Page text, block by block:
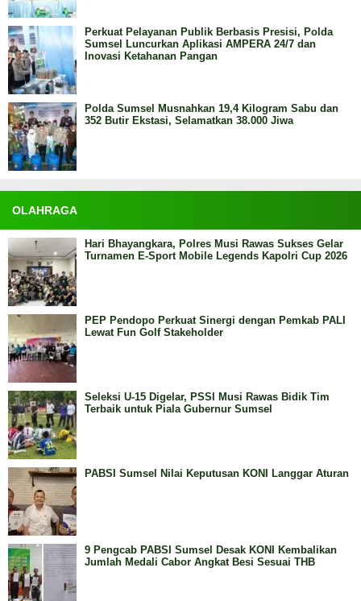
Perkuat Pelayanan Publik Berbasis Presisi, Polda
Sumsel Luncurkan Aplikasi AMPERA 24/7 dan
Inovasi Ketahanan Pangan
Polda Sumsel Musnahkan 19,4 Kilogram Sabu dan
352 Butir Ekstasi, Selamatkan 38.000 Jiwa
OLAHRAGA
Hari Bhayangkara, Polres Musi Rawas Sukses Gelar
Turnamen E-Sport Mobile Legends Kapolri Cup 2026
PEP Pendopo Perkuat Sinergi dengan Pemkab PALI
Lewat Fun Golf Stakeholder
Seleksi U-15 Digelar, PSSI Musi Rawas Bidik Tim
Terbaik untuk Piala Gubernur Sumsel
PABSI Sumsel Nilai Keputusan KONI Langgar Aturan
9 Pengcab PABSI Sumsel Desak KONI Kembalikan
Jumlah Medali Cabor Angkat Besi Sesuai THB